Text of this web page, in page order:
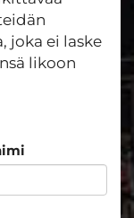
joka ei laske
likoon